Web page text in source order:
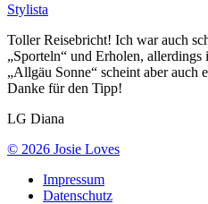
Stylista
Toller Reisebricht! Ich war auch
„Sporteln“ und Erholen,
„Allgäu Sonne“ scheint aber auch
Danke für den Tipp!
LG Diana
© 2026 Josie Loves
Impressum
Datenschutz